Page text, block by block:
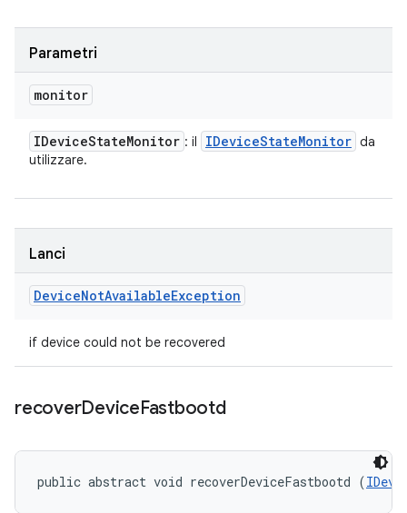
Parametri
monitor
IDeviceStateMonitor : il IDeviceStateMonitor da
utilizzare.
Lanci
DeviceNotAvailableException
if device could not be recovered
recoverDeviceFastbootd
public abstract void recoverDeviceFastbootd (